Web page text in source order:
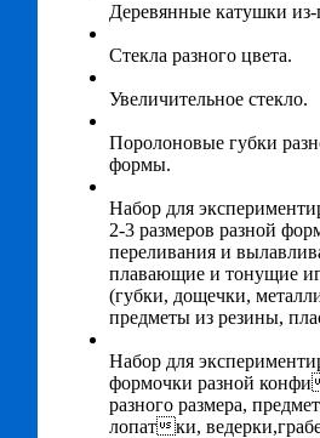
Деревянные катушки
Стекла разного цвета.
Увеличительное стекло.
Поролоновые губки
формы.
Набор для
2-3 размеров разной
переливания и
плавающие и тонущие
(губки, дощечки,
предметы из резины,
Набор для
формочки разной
разного размера,
лопатки,